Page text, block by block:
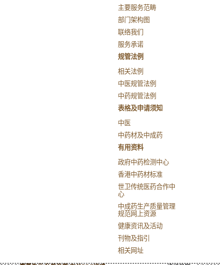
主要服务范畴
部门架构图
联络我们
服务承诺
规管法例
相关法例
中医规管法例
中药规管法例
表格及申请须知
中医
中药材及中成药
有用资料
政府中药检测中心
香港中药材标准
世卫传统医药合作中
心
中成药生产质量管理
规范网上资源
健康资讯及活动
刊物及指引
相关网址